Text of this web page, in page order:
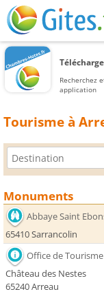
Recherchez
application
Tourisme à
Monuments
Abbaye Saint
65410 Sarrancolin
Office de
Château des Nestes
65240 Arreau